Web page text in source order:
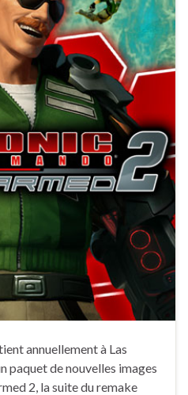
annuellement à Las
paquet de nouvelles images
2, la suite du remake